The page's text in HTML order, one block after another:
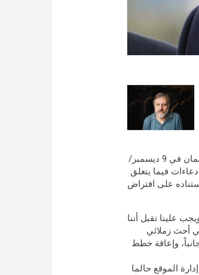
نُشر مقال بعنوان سلافوج زيزيك: نحن بحاجة للتحدث عن تركيا في صحيفة نيوز ستيتسمان في 9 ديسمبر/
ادعاءات فيما يتعلق
على افتراض
علينا تقبل أننا
أحث زملائي
وإعاقة خطط
الموقع حالما